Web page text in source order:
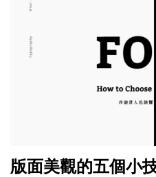
版面美觀的五個小